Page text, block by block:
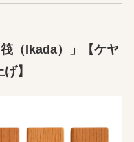
（Ikada）」【ケヤ
】